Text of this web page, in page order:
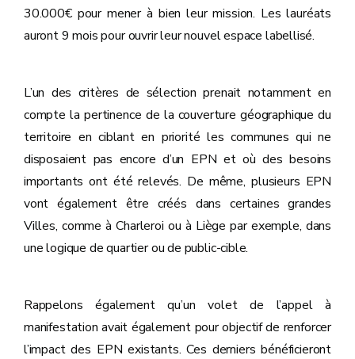
30.000€ pour mener à bien leur mission. Les lauréats
auront 9 mois pour ouvrir leur nouvel espace labellisé.
L’un des critères de sélection prenait notamment en
compte la pertinence de la couverture géographique du
territoire en ciblant en priorité les communes qui ne
disposaient pas encore d’un EPN et où des besoins
importants ont été relevés. De même, plusieurs EPN
vont également être créés dans certaines grandes
Villes, comme à Charleroi ou à Liège par exemple, dans
une logique de quartier ou de public-cible.
Rappelons également qu’un volet de l’appel à
manifestation avait également pour objectif de renforcer
l’impact des EPN existants. Ces derniers bénéficieront